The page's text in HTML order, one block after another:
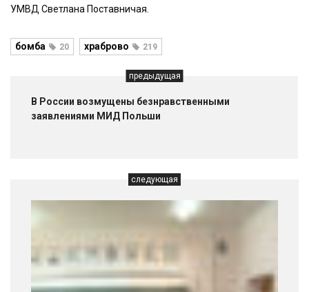
УМВД Светлана Поставничая.
бомба 20 храброво 219
предыдущая
В России возмущены безнравственными
заявлениями МИД Польши
следующая